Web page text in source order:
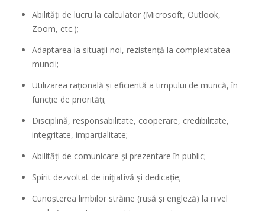
Abilităţi de lucru la calculator (Microsoft, Outlook,
Zoom, etc.);
Adaptarea la situații noi, rezistență la complexitatea
muncii;
Utilizarea rațională și eficientă a timpului de muncă, în
funcție de priorități;
Disciplină, responsabilitate, cooperare, credibilitate,
integritate, imparțialitate;
Abilităţi de comunicare şi prezentare în public;
Spirit dezvoltat de inițiativă şi dedicație;
Cunoşterea limbilor străine (rusă și engleză) la nivel